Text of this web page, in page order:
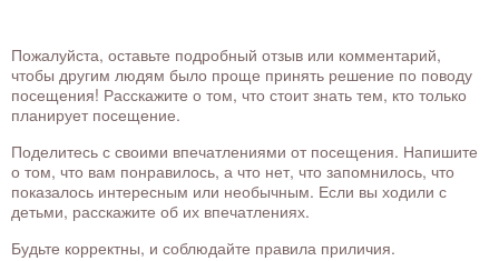
Пожалуйста, оставьте подробный отзыв или комментарий,
чтобы другим людям было проще принять решение по поводу
посещения! Расскажите о том, что стоит знать тем, кто только
планирует посещение.
Поделитесь с своими впечатлениями от посещения. Напишите
о том, что вам понравилось, а что нет, что запомнилось, что
показалось интересным или необычным. Если вы ходили с
детьми, расскажите об их впечатлениях.
Будьте корректны, и соблюдайте правила приличия.